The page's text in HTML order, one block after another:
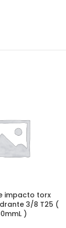
impacto torx
3/8 T25 (
)